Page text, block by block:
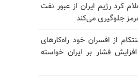
کرد رژیم ایران از عبور نفت
جلوگیری می‌کند
از افسران خود راه‌کارهای
افزایش فشار بر ایران خواسته